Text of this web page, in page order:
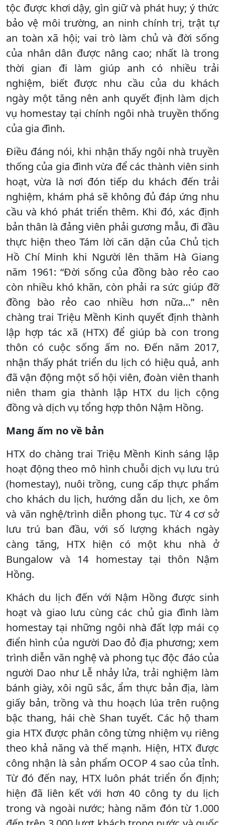
tộc được khơi dậy, gìn giữ và phát huy; ý thức
bảo vệ môi trường, an ninh chính trị, trật tự
an toàn xã hội; vai trò làm chủ và đời sống
của nhân dân được nâng cao; nhất là trong
thời gian đi làm giúp anh có nhiều trải
nghiệm, biết được nhu cầu của du khách
ngày một tăng nên anh quyết định làm dịch
vụ homestay tại chính ngôi nhà truyền thống
của gia đình.
Điều đáng nói, khi nhận thấy ngôi nhà truyền
thống của gia đình vừa để các thành viên sinh
hoạt, vừa là nơi đón tiếp du khách đến trải
nghiệm, khám phá sẽ không đủ đáp ứng nhu
cầu và khó phát triển thêm. Khi đó, xác định
bản thân là đảng viên phải gương mẫu, đi đầu
thực hiện theo Tám lời căn dặn của Chủ tịch
Hồ Chí Minh khi Người lên thăm Hà Giang
năm 1961: “Đời sống của đồng bào rẻo cao
còn nhiều khó khăn, còn phải ra sức giúp đỡ
đồng bào rẻo cao nhiều hơn nữa…” nên
chàng trai Triệu Mềnh Kinh quyết định thành
lập hợp tác xã (HTX) để giúp bà con trong
thôn có cuộc sống ấm no. Đến năm 2017,
nhận thấy phát triển du lịch có hiệu quả, anh
đã vận động một số hội viên, đoàn viên thanh
niên tham gia thành lập HTX du lịch cộng
đồng và dịch vụ tổng hợp thôn Nậm Hồng.
Mang ấm no về bản
HTX do chàng trai Triệu Mềnh Kinh sáng lập
hoạt động theo mô hình chuỗi dịch vụ lưu trú
(homestay), nuôi trồng, cung cấp thực phẩm
cho khách du lịch, hướng dẫn du lịch, xe ôm
và văn nghệ/trình diễn phong tục. Từ 4 cơ sở
lưu trú ban đầu, với số lượng khách ngày
càng tăng, HTX hiện có một khu nhà ở
Bungalow và 14 homestay tại thôn Nậm
Hồng.
Khách du lịch đến với Nậm Hồng được sinh
hoạt và giao lưu cùng các chủ gia đình làm
homestay tại những ngôi nhà đất lợp mái cọ
điển hình của người Dao đỏ địa phương; xem
trình diễn văn nghệ và phong tục độc đáo của
người Dao như Lễ nhảy lửa, trải nghiệm làm
bánh giày, xôi ngũ sắc, ẩm thực bản địa, làm
giấy bản, trồng và thu hoạch lúa trên ruộng
bậc thang, hái chè Shan tuyết. Các hộ tham
gia HTX được phân công từng nhiệm vụ riêng
theo khả năng và thế mạnh. Hiện, HTX được
công nhận là sản phẩm OCOP 4 sao của tỉnh.
Từ đó đến nay, HTX luôn phát triển ổn định;
hiện đã liên kết với hơn 40 công ty du lịch
trong và ngoài nước; hàng năm đón từ 1.000